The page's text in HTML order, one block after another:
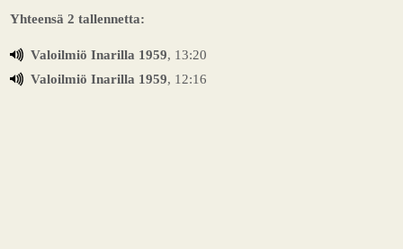
Yhteensä 2 tallennetta:
Valoilmiö Inarilla 1959, 13:20
Valoilmiö Inarilla 1959, 12:16